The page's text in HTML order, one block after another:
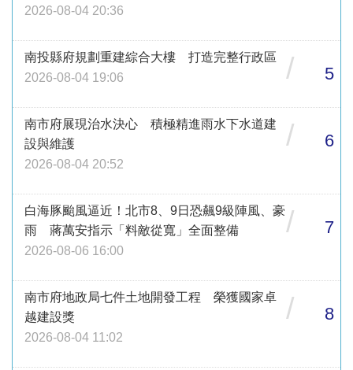
2026-08-04 20:36
南投縣府規劃重建綜合大樓 打造完整行政區
2026-08-04 19:06
/ 5
南市府展現治水決心 積極精進雨水下水道建
設與維護
2026-08-04 20:52
/ 6
白海豚颱風逼近！北市8、9日恐飆9級陣風、豪
雨 蔣萬安指示「料敵從寬」全面整備
2026-08-06 16:00
/ 7
南市府地政局七件土地開發工程 榮獲國家卓
越建設獎
2026-08-04 11:02
/ 8